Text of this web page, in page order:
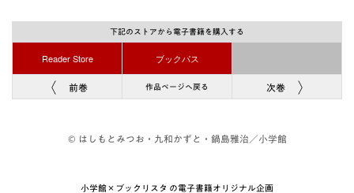
下記のストアから電子書籍を購入する
Reader Store ブックパス
前巻 作品ページへ戻る 次巻
© はしもとみつお・九和かずと・鍋島雅治／小学館
小学館×ブックリスタ の電子書籍オリジナル企画